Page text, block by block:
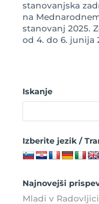
stanovanjska
na
stanovanj 2025.
od 4. do 6. junija
Iskanje
Izberite jezik /
Najnovejši
Mladi v